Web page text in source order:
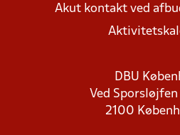
Akut kontakt ved
DBU
Ved Sporsløjfen
2100